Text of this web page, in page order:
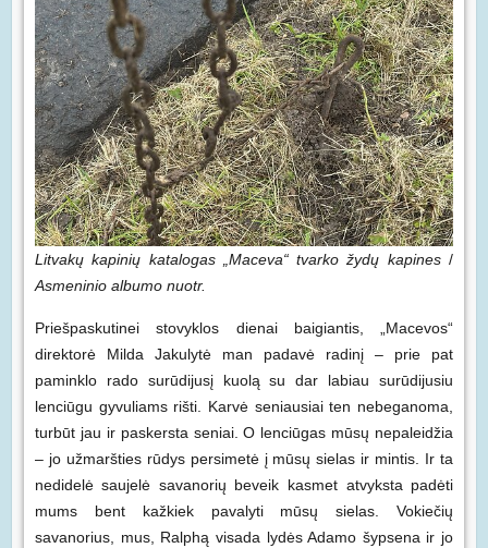
Litvakų kapinių katalogas „Maceva“ tvarko žydų kapines/
Asmeninio albumo nuotr.
Priešpaskutinei stovyklos dienai baigiantis, „Macevos“
direktorė Milda Jakulytė man padavė radinį – prie pat
paminklo rado surūdijusį kuolą su dar labiau surūdijusiu
lenciūgu gyvuliams rišti. Karvė seniausiai ten nebeganoma,
turbūt jau ir paskersta seniai. O lenciūgas mūsų nepaleidžia
– jo užmaršties rūdys persimetė į mūsų sielas ir mintis. Ir ta
nedidelė saujelė savanorių beveik kasmet atvyksta padėti
mums bent kažkiek pavalyti mūsų sielas. Vokiečių
savanorius, mus, Ralphą visada lydės Adamo šypsena ir jo